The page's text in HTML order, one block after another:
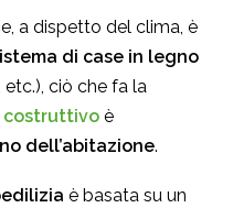
a dispetto del clima, è
di case in legno
etc.), ciò che fa la
costruttivo è
dell’abitazione.
è basata su un